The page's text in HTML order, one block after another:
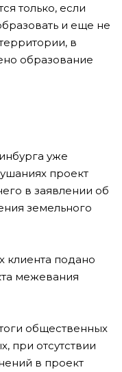
только, если
и еще не
в
образование
уже
проект
в заявлении об
земельного
клиента подано
межевания
общественных
при отсутствии
в проект